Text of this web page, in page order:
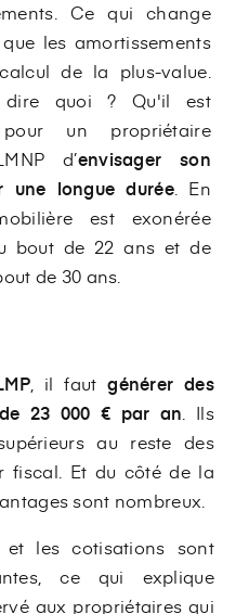
Ce qui change
les amortissements
de la plus-value.
dire quoi ? Qu'il est
pour un propriétaire
d’envisager son
une longue durée. En
est exonérée
bout de 22 ans et de
de 30 ans.
, il fautgénérer des
23 000 € par an . Ils
au reste des
fiscal. Et du côté de la
sont nombreux.
et les cotisations sont
ce qui explique
aux propriétaires qui